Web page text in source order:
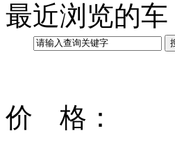
最近浏览的车
价 格：